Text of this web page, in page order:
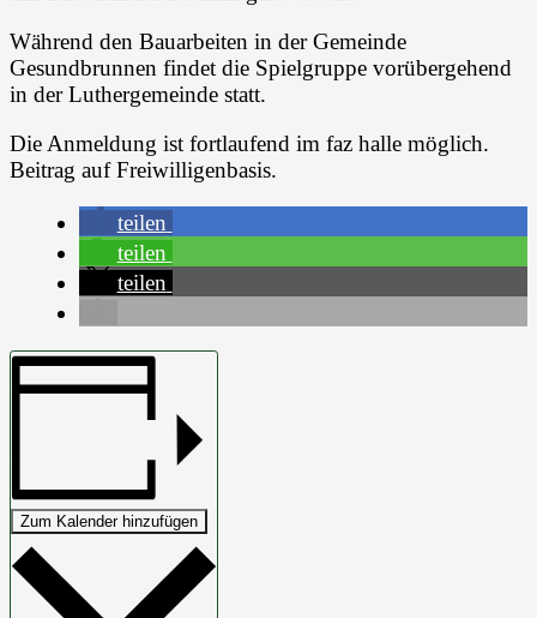
Während den Bauarbeiten in der Gemeinde
Gesundbrunnen findet die Spielgruppe vorübergehend
in der Luthergemeinde statt.
Die Anmeldung ist fortlaufend im faz halle möglich.
Beitrag auf Freiwilligenbasis.
teilen
teilen
teilen
Zum Kalender hinzufügen